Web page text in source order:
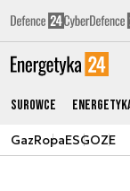
Surowce
GazRopaESGOZE